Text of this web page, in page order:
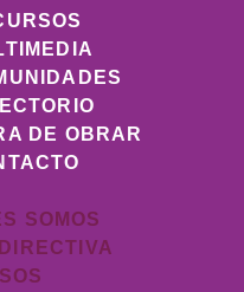
DE OBRAR
SOMOS